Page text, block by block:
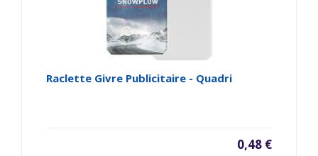
Raclette Givre Publicitaire - Quadri
0,48 €